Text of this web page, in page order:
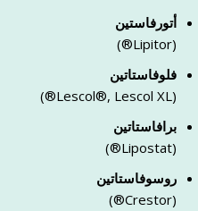
أتورفاستين
(Lipitor®)
فلوفاستاتين
(Lescol®, Lescol XL®)
برافاستاتين
(Lipostat®)
روسوفاستاتين
(Crestor®)